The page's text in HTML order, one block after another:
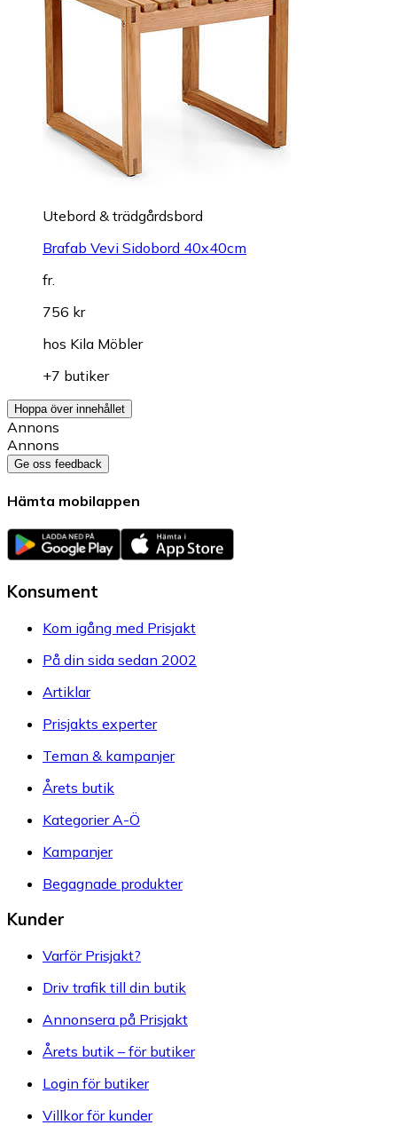
Utebord & trädgårdsbord
Brafab Vevi Sidobord 40x40cm
fr.
756 kr
hos Kila Möbler
+7 butiker
Hoppa över innehållet
Annons
Annons
Ge oss feedback
Hämta mobilappen
Konsument
Kom igång med Prisjakt
På din sida sedan 2002
Artiklar
Prisjakts experter
Teman & kampanjer
Årets butik
Kategorier A-Ö
Kampanjer
Begagnade produkter
Kunder
Varför Prisjakt?
Driv trafik till din butik
Annonsera på Prisjakt
Årets butik – för butiker
Login för butiker
Villkor för kunder